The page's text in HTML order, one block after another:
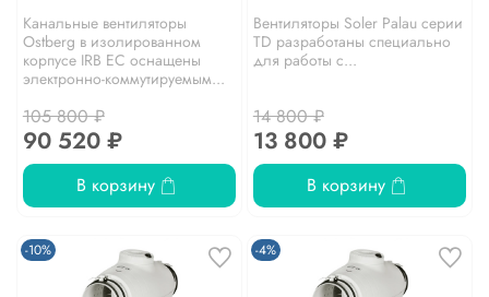
Канальные вентиляторы
Ostberg в изолированном
корпусе IRB EC оснащены
электронно-коммутируемым...
105 800 ₽
90 520 ₽
В корзину
Вентиляторы Soler Palau серии
TD разработаны специально
для работы с...
14 800 ₽
13 800 ₽
В корзину
-10% -4%